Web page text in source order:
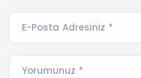
E-Posta Adresiniz *
Yorumunuz *